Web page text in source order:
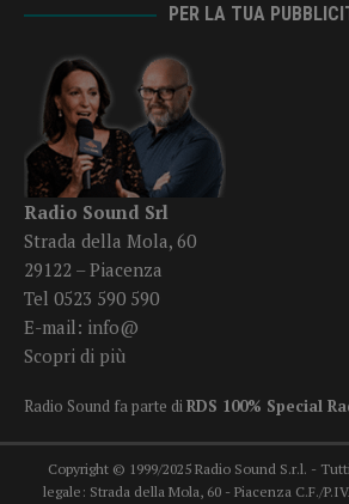
PER LA TUA
Radio Sound Srl
Strada della Mola, 60
29122 – Piacenza
Tel 0523 590 590
E-mail: info@
Scopri di più
Radio Sound fa parte diRDS 100% Special
Copyright © 1999/2025 Radio Sound S.r.l. -
legale: Strada della Mola, 60 - Piacenza C.F./